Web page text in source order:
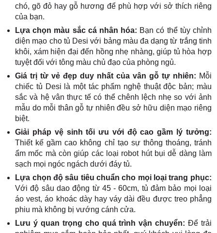
chó, gõ đỏ hay gỗ hương để phù hợp với sở thích riêng
của bạn.
Lựa chọn màu sắc cá nhân hóa: Bạn có thể tùy chỉnh
diện mạo cho tủ Desi với bảng màu đa dạng từ trắng tinh
khôi, xám hiện đại đến hồng nhẹ nhàng, giúp tủ hòa hợp
tuyệt đối với tông màu chủ đạo của phòng ngủ.
Giá trị từ vẻ đẹp duy nhất của vân gỗ tự nhiên: Mỗi
chiếc tủ Desi là một tác phẩm nghệ thuật độc bản; màu
sắc và hệ vân thực tế có thể chênh lệch nhẹ so với ảnh
mẫu do mỗi thân gỗ tự nhiên đều sở hữu diện mạo riêng
biệt.
Giải pháp vệ sinh tối ưu với độ cao gầm lý tưởng:
Thiết kế gầm cao không chỉ tạo sự thông thoáng, tránh
ẩm mốc mà còn giúp các loại robot hút bụi dễ dàng làm
sạch mọi ngóc ngách dưới đáy tủ.
Lựa chọn độ sâu tiêu chuẩn cho mọi loại trang phục:
Với độ sâu dao động từ 45 - 60cm, tủ đảm bảo mọi loại
áo vest, áo khoác dày hay váy dài đều được treo phẳng
phiu mà không bị vướng cánh cửa.
Lưu ý quan trọng cho quá trình vận chuyển: Để trải